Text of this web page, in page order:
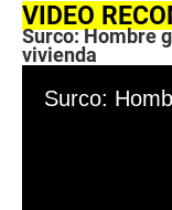
VIDEO
Surco: Hombre
vivienda